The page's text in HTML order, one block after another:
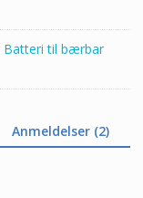
Batteri til bærbar
Anmeldelser (2)